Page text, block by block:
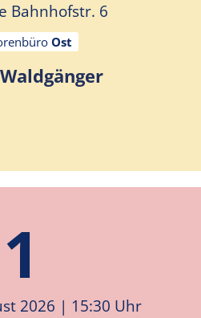
Bahnhofstr. 6
Ost
2026 | 15:30 Uhr